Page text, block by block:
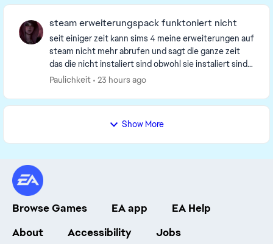
steam erweiterungspack funktoniert nicht
seit einiger zeit kann sims 4 meine erweiterungen auf
steam nicht mehr abrufen und sagt die ganze zeit
das die nicht instaliert sind obwohl sie instaliert sind
aber das spiel erkennt sie einfach nich...
Paulichkeit 23 hours ago
Show More
Browse Games EA app
EA Help
About
Accessibility Jobs